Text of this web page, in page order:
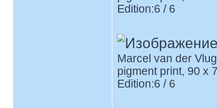
Edition:6 / 6
Marcel van der
pigment print, 90 x
Edition:6 / 6